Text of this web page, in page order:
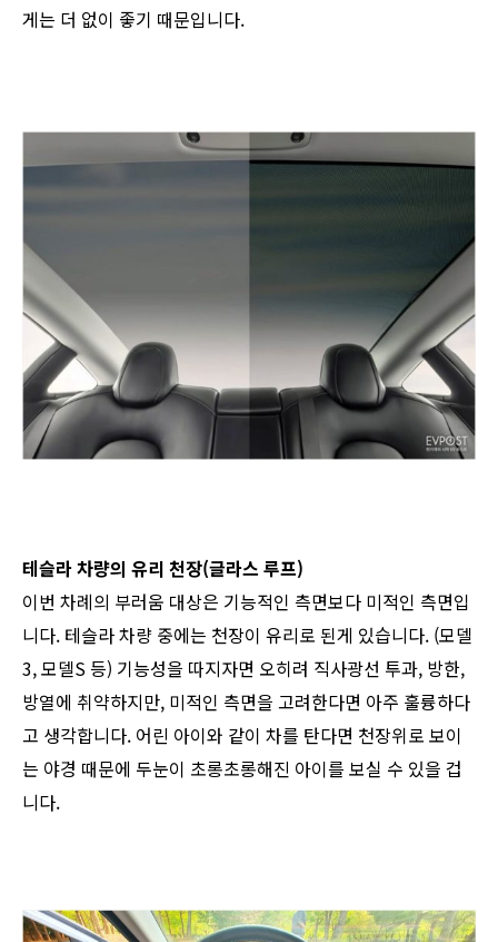
게는 더 없이 좋기 때문입니다.
테슬라 차량의 유리 천장(글라스 루프)
이번 차례의 부러움 대상은 기능적인 측면보다 미적인 측면입
니다. 테슬라 차량 중에는 천장이 유리로 된게 있습니다. (모델
3, 모델S 등) 기능성을 따지자면 오히려 직사광선 투과, 방한,
방열에 취약하지만, 미적인 측면을 고려한다면 아주 훌륭하다
고 생각합니다. 어린 아이와 같이 차를 탄다면 천장위로 보이
는 야경 때문에 두눈이 초롱초롱해진 아이를 보실 수 있을 겁
니다.